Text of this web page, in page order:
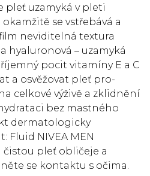
uzamyká v pleti
se vstřebává a
neviditelná textura
hyaluronová – uzamyká
pocit vitamíny E a C
a osvěžovat pleť pro-
celkové výživě a zklidnění
bez mastného
dermatologicky
Fluid NIVEA MEN
čistou pleť obličeje a
se kontaktu s očima.